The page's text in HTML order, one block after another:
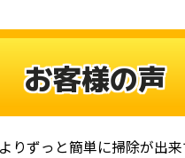
お客様の声
りずっと簡単に掃除が出